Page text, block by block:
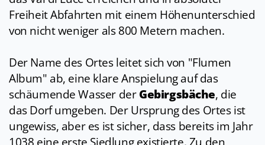
Freiheit Abfahrten mit einem Höhenunterschied
von nicht weniger als 800 Metern machen.
Der Name des Ortes leitet sich von "Flumen
Album" ab, eine klare Anspielung auf das
schäumende Wasser derGebirgsbäche, die
das Dorf umgeben. Der Ursprung des Ortes ist
ungewiss, aber es ist sicher, dass bereits im Jahr